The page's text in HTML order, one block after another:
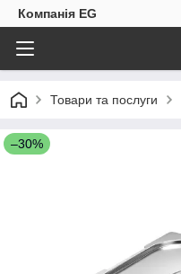
Компанія EG
Товари та послуги
–30%